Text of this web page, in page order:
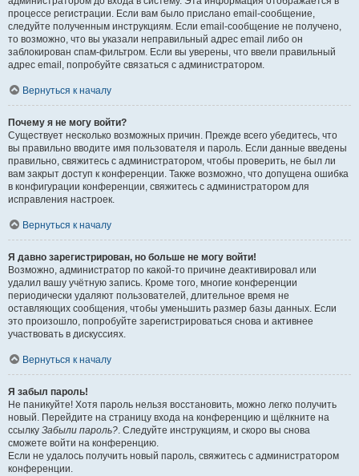
процессе регистрации. Если вам было прислано email-сообщение,
следуйте полученным инструкциям. Если email-сообщение не получено,
то возможно, что вы указали неправильный адрес email либо он
заблокирован спам-фильтром. Если вы уверены, что ввели правильный
адрес email, попробуйте связаться с администратором.
Вернуться к началу
Почему я не могу войти?
Существует несколько возможных причин. Прежде всего убедитесь, что
вы правильно вводите имя пользователя и пароль. Если данные введены
правильно, свяжитесь с администратором, чтобы проверить, не был ли
вам закрыт доступ к конференции. Также возможно, что допущена ошибка
в конфигурации конференции, свяжитесь с администратором для
исправления настроек.
Вернуться к началу
Я давно зарегистрирован, но больше не могу войти!
Возможно, администратор по какой-то причине деактивировал или
удалил вашу учётную запись. Кроме того, многие конференции
периодически удаляют пользователей, длительное время не
оставляющих сообщения, чтобы уменьшить размер базы данных. Если
это произошло, попробуйте зарегистрироваться снова и активнее
участвовать в дискуссиях.
Вернуться к началу
Я забыл пароль!
Не паникуйте! Хотя пароль нельзя восстановить, можно легко получить
новый. Перейдите на страницу входа на конференцию и щёлкните на
ссылку Забыли пароль?. Следуйте инструкциям, и скоро вы снова
сможете войти на конференцию.
Если не удалось получить новый пароль, свяжитесь с администратором
конференции.